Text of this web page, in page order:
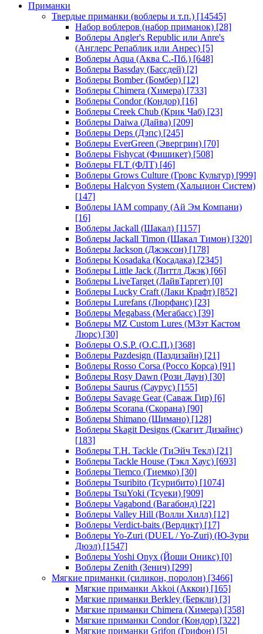
Приманки
Твердые приманки (воблеры и т.п.) [14545]
Набор воблеров (набор приманок) [28]
Воблеры Angler's Republic или Anre's
(Англерс Репаблик или Анрес) [5]
Воблеры Aqua (Аква С.-Пб.) [648]
Воблеры Bassday (Бассдей) [2]
Воблеры Bomber (Бомбер) [12]
Воблеры Chimera (Химера) [733]
Воблеры Condor (Кондор) [16]
Воблеры Creek Chub (Крик Чаб) [23]
Воблеры Daiwa (Дайва) [209]
Воблеры Deps (Дэпс) [245]
Воблеры EverGreen (Эвергрин) [70]
Воблеры Fishycat (Фишикет) [508]
Воблеры FLT (ФЛТ) [46]
Воблеры Grows Culture (Гровс Культур) [999]
Воблеры Halcyon System (Хальцион Систем)
[147]
Воблеры IAM company (Ай Эм Компани)
[16]
Воблеры Jackall (Шакал) [1157]
Воблеры Jackall Timon (Шакал Тимон) [320]
Воблеры Jackson (Джэксон) [178]
Воблеры Kosadaka (Косадака) [2345]
Воблеры Little Jack (Литтл Джэк) [66]
Воблеры LiveTarget (ЛайвТаргет) [0]
Воблеры Lucky Craft (Лаки Крафт) [852]
Воблеры Lurefans (Люрфанс) [23]
Воблеры Megabass (Мегабасс) [39]
Воблеры MZ Custom Lures (МЗэт Кастом
Люрс) [30]
Воблеры O.S.P. (О.С.П.) [368]
Воблеры Pazdesign (Паздизайн) [21]
Воблеры Rosso Corsa (Россо Корса) [91]
Воблеры Rosy Dawn (Рози Даун) [30]
Воблеры Saurus (Саурус) [155]
Воблеры Savage Gear (Саваж Гир) [6]
Воблеры Scorana (Скорана) [90]
Воблеры Shimano (Шимано) [128]
Воблеры Skagit Designs (Скагит Дизайнс)
[183]
Воблеры T.H. Tackle (ТиЭйч Текл) [21]
Воблеры Tackle House (Тэкл Хаус) [693]
Воблеры Tiemco (Тиемко) [30]
Воблеры Tsuribito (Тсурибито) [1074]
Воблеры TsuYoki (Тсуеки) [909]
Воблеры Vagabond (Вагабонд) [22]
Воблеры Valley Hill (Волли Хилл) [12]
Воблеры Verdict-baits (Вердикт) [17]
Воблеры Yo-Zuri (DUEL / Yo-Zuri) (Ю-Зури
Дюэл) [1547]
Воблеры Yoshi Onyx (Йоши Оникс) [0]
Воблеры Zenith (Зенич) [299]
Мягкие приманки (силикон, поролон) [3466]
Мягкие приманки Akkoi (Аккои) [165]
Мягкие приманки Berkley (Беркли) [3]
Мягкие приманки Chimera (Химера) [358]
Мягкие приманки Condor (Кондор) [322]
Мягкие приманки Grifon (Грифон) [5]